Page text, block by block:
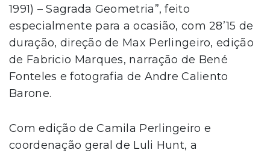
1991) – Sagrada Geometria”, feito
especialmente para a ocasião, com 28’15 de
duração, direção de Max Perlingeiro, edição
de Fabricio Marques, narração de Bené
Fonteles e fotografia de Andre Caliento
Barone.
Com edição de Camila Perlingeiro e
coordenação geral de Luli Hunt, a